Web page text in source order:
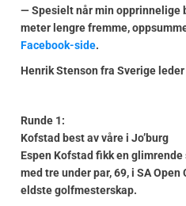
— Spesielt når min opprinnelige
meter lengre fremme,
Facebook-side.
Henrik Stenson fra Sverige
Runde 1:
Kofstad best av våre i Jo’burg
Espen Kofstad fikk en
med tre under par, 69, i SA
eldste golfmesterskap.